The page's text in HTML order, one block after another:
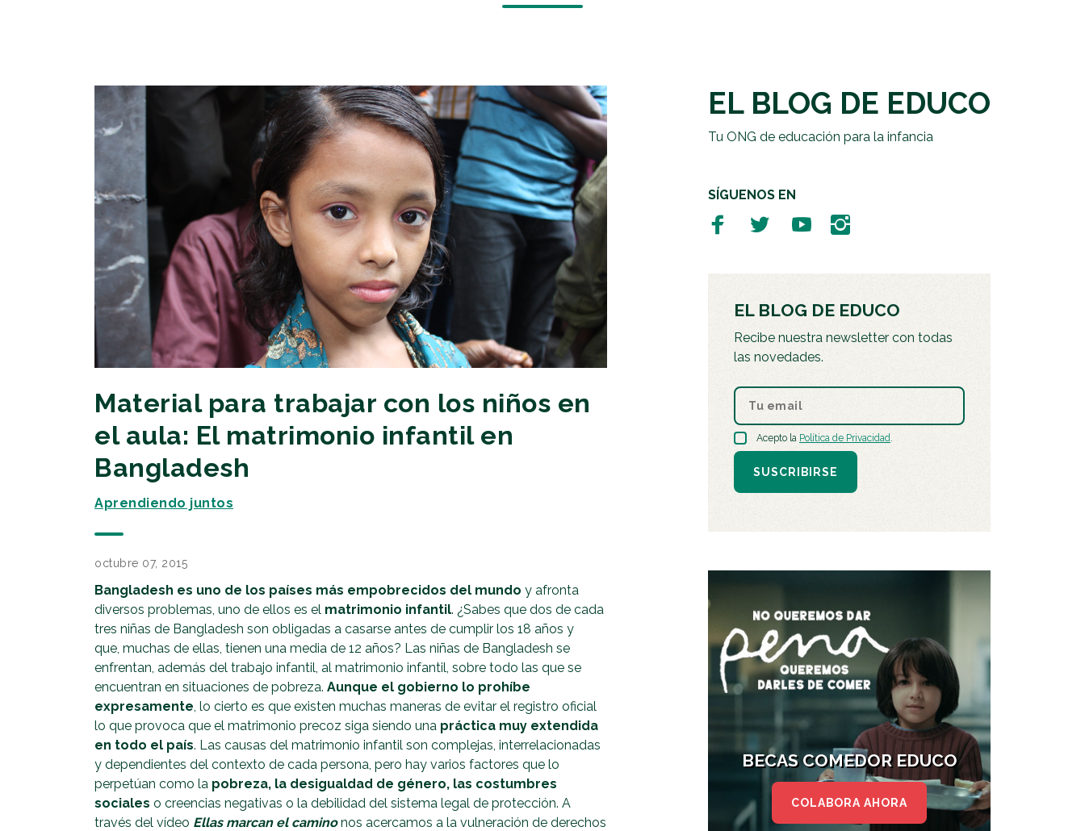
EMPRESAS SOLIDARIAS
TESTAMENTO SOLIDARIO
Material para trabajar con los niños en
el aula: El matrimonio infantil en
Bangladesh
Aprendiendo juntos
octubre 07, 2015
Bangladesh es uno de los países más empobrecidos del mundo y afronta
diversos problemas, uno de ellos es el matrimonio infantil. ¿Sabes que dos de cada
tres niñas de Bangladesh son obligadas a casarse antes de cumplir los 18 años y
que, muchas de ellas, tienen una media de 12 años? Las niñas de Bangladesh se
enfrentan, además del trabajo infantil, al matrimonio infantil, sobre todo las que se
encuentran en situaciones de pobreza. Aunque el gobierno lo prohíbe
expresamente , lo cierto es que existen muchas maneras de evitar el registro oficial
lo que provoca que el matrimonio precoz siga siendo una práctica muy extendida
en todo el país. Las causas del matrimonio infantil son complejas, interrelacionadas
y dependientes del contexto de cada persona, pero hay varios factores que lo
perpetúan como la pobreza, la desigualdad de género, las costumbres
sociales o creencias negativas o la debilidad del sistema legal de protección. A
través del vídeo Ellas marcan el caminonos acercamos a la vulneración de derechos
EL BLOG DE EDUCO
Tu ONG de educación para la infancia
SÍGUENOS EN
EL BLOG DE EDUCO
Recibe nuestra newsletter con todas
las novedades.
Acepto la Política de Privacidad.
SUSCRIBIRSE
BECAS COMEDOR EDUCO
COLABORA AHORA